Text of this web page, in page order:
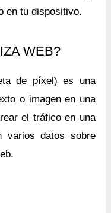
en tu dispositivo.
WEB?
de píxel) es una
o imagen en una
el tráfico en una
varios datos sobre